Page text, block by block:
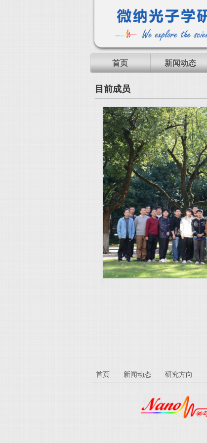
首页 新闻动态
目前成员
首页 新闻动态 研究方向